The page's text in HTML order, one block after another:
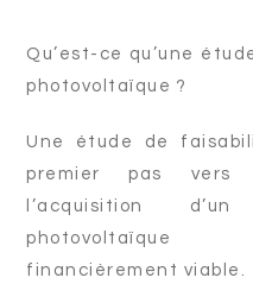
Qu’est-ce qu’une
photovoltaïque ?
Une étude de
premier pas vers
l’acquisition
photovoltaïque
financièrement viable.